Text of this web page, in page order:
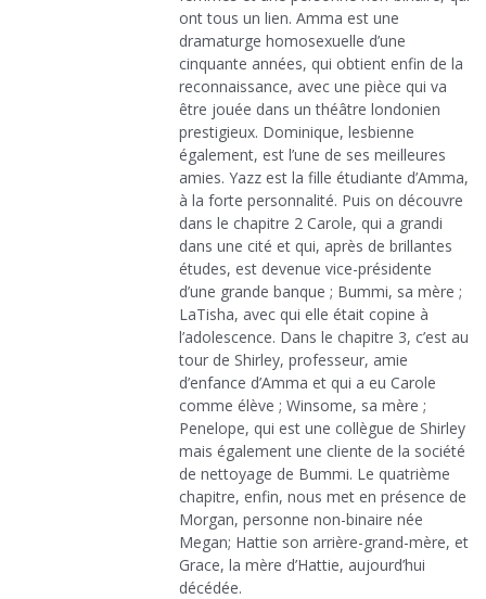
ont tous un lien. Amma est une
dramaturge homosexuelle d’une
cinquante années, qui obtient enfin de la
reconnaissance, avec une pièce qui va
être jouée dans un théâtre londonien
prestigieux. Dominique, lesbienne
également, est l’une de ses meilleures
amies. Yazz est la fille étudiante d’Amma,
à la forte personnalité. Puis on découvre
dans le chapitre 2 Carole, qui a grandi
dans une cité et qui, après de brillantes
études, est devenue vice-présidente
d’une grande banque ; Bummi, sa mère ;
LaTisha, avec qui elle était copine à
l’adolescence. Dans le chapitre 3, c’est au
tour de Shirley, professeur, amie
d’enfance d’Amma et qui a eu Carole
comme élève ; Winsome, sa mère ;
Penelope, qui est une collègue de Shirley
mais également une cliente de la société
de nettoyage de Bummi. Le quatrième
chapitre, enfin, nous met en présence de
Morgan, personne non-binaire née
Megan; Hattie son arrière-grand-mère, et
Grace, la mère d’Hattie, aujourd’hui
décédée.